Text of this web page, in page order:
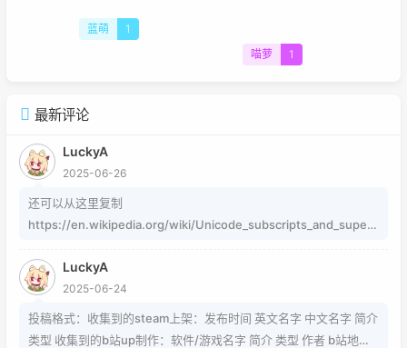
喵萝 1
蓝萌 1
最新评论
LuckyA
2025-06-26
还可以从这里复制
https://en.wikipedia.org/wiki/Unicode_subscripts_and_supers
https://www.jiuwa.net/xzm/ 相关问题可以在这里找到
https://www.zhihu.com/question/54913586/answer/8092801
89 https://www.zhihu.com/question/339693605 事实上用的是
word中的Cambria Math和Helvetica字体弄出来的 但经过试验发
LuckyA
2025-06-24
投稿格式：收集到的steam上架：发布时间 英文名字 中文名字 简介
类型 收集到的b站up制作：软件/游戏名字 简介 类型 作者 b站地址